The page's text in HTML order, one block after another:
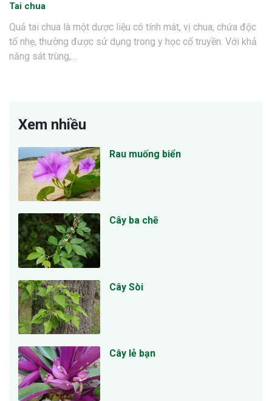
Tai chua
Quả tai chua là một dược liệu có tính mát, vị chua, chứa độc
tố nhẹ, thường được sử dụng trong y học cổ truyền. Với khả
năng sát trùng,…
Xem nhiều
Rau muống biển
Cây ba chẽ
Cây Sòi
Cây lẻ bạn